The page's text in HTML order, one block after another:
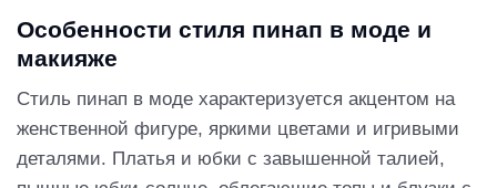
Особенности стиля пинап в моде и
макияже
Стиль пинап в моде характеризуется акцентом на
женственной фигуре, яркими цветами и игривыми
деталями. Платья и юбки с завышенной талией,